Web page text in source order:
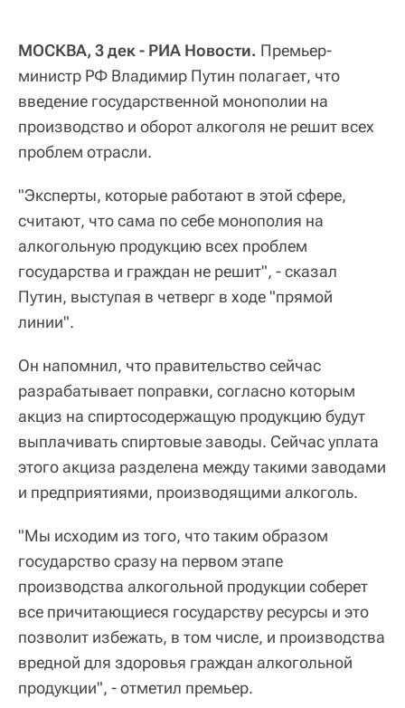
МОСКВА, 3 дек - РИА Новости. Премьер-
министр РФ Владимир Путин полагает, что
введение государственной монополии на
производство и оборот алкоголя не решит всех
проблем отрасли.
"Эксперты, которые работают в этой сфере,
считают, что сама по себе монополия на
алкогольную продукцию всех проблем
государства и граждан не решит", - сказал
Путин, выступая в четверг в ходе "прямой
линии".
Он напомнил, что правительство сейчас
разрабатывает поправки, согласно которым
акциз на спиртосодержащую продукцию будут
выплачивать спиртовые заводы. Сейчас уплата
этого акциза разделена между такими заводами
и предприятиями, производящими алкоголь.
"Мы исходим из того, что таким образом
государство сразу на первом этапе
производства алкогольной продукции соберет
все причитающиеся государству ресурсы и это
позволит избежать, в том числе, и производства
вредной для здоровья граждан алкогольной
продукции", - отметил премьер.